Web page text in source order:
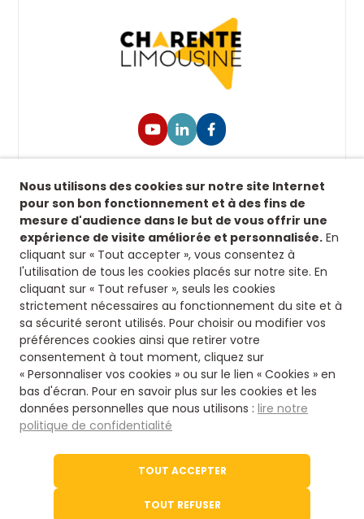
Retrouvez-nous sur nos réseaux sociaux afin de
suivre toutes nos actualités.
Siège
8 rue fontaines des jardins
16500 Confolens
Nous contacter
05 45 84 14 08
Via notre formulaire
Le site de l'office du Tourisme
Nous utilisons des cookies sur notre site Internet
pour son bon fonctionnement et à des fins de
mesure d'audience dans le but de vous offrir une
expérience de visite améliorée et personnalisée. En
cliquant sur « Tout accepter », vous consentez à
l'utilisation de tous les cookies placés sur notre site. En
cliquant sur « Tout refuser », seuls les cookies
strictement nécessaires au fonctionnement du site et à
sa sécurité seront utilisés. Pour choisir ou modifier vos
préférences cookies ainsi que retirer votre
consentement à tout moment, cliquez sur
« Personnaliser vos cookies » ou sur le lien « Cookies » en
bas d'écran. Pour en savoir plus sur les cookies et les
données personnelles que nous utilisons : lire notre
politique de confidentialité
TOUT ACCEPTER
TOUT REFUSER